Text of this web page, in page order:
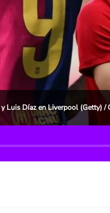
Luis Díaz en Liverpool (Getty) /